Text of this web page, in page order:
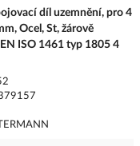
díl uzemnění, pro 4
Ocel, St, žárově
ISO 1461 typ 1805 4